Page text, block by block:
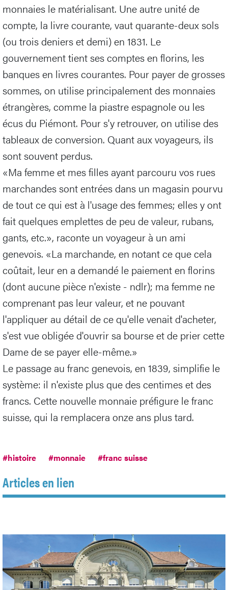
monnaies le matérialisant. Une autre unité de
compte, la livre courante, vaut quarante-deux sols
(ou trois deniers et demi) en 1831. Le
gouvernement tient ses comptes en florins, les
banques en livres courantes. Pour payer de grosses
sommes, on utilise principalement des monnaies
étrangères, comme la piastre espagnole ou les
écus du Piémont. Pour s'y retrouver, on utilise des
tableaux de conversion. Quant aux voyageurs, ils
sont souvent perdus.
«Ma femme et mes filles ayant parcouru vos rues
marchandes sont entrées dans un magasin pourvu
de tout ce qui est à l'usage des femmes; elles y ont
fait quelques emplettes de peu de valeur, rubans,
gants, etc.», raconte un voyageur à un ami
genevois. «La marchande, en notant ce que cela
coûtait, leur en a demandé le paiement en florins
(dont aucune pièce n'existe - ndlr); ma femme ne
comprenant pas leur valeur, et ne pouvant
l'appliquer au détail de ce qu'elle venait d'acheter,
s'est vue obligée d'ouvrir sa bourse et de prier cette
Dame de se payer elle-même.»
Le passage au franc genevois, en 1839, simplifie le
système: il n'existe plus que des centimes et des
francs. Cette nouvelle monnaie préfigure le franc
suisse, qui la remplacera onze ans plus tard.
#histoire #monnaie #franc suisse
Articles en lien